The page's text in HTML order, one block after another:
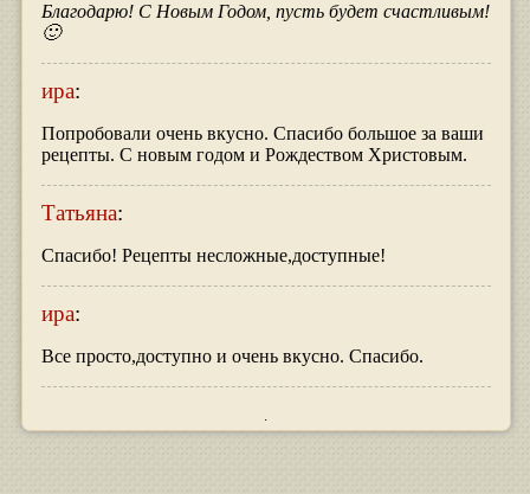
Благодарю! С Новым Годом, пусть будет счастливым!
🙂
ира:
Попробовали очень вкусно. Спасибо большое за ваши
рецепты. С новым годом и Рождеством Христовым.
Татьяна:
Спасибо! Рецепты несложные,доступные!
ира:
Все просто,доступно и очень вкусно. Спасибо.